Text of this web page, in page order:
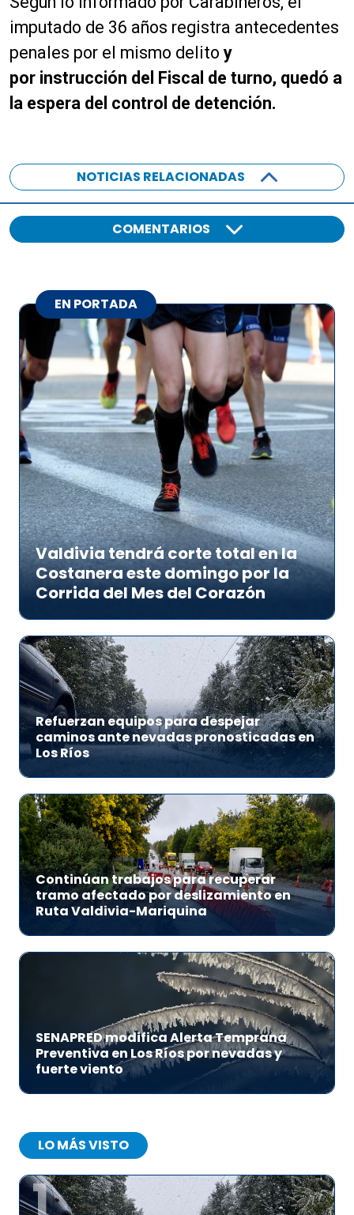
imputado de 36 años registra antecedentes
penales por el mismo delito y
por instrucción del Fiscal de turno, quedó a
la espera del control de detención.
NOTICIAS RELACIONADAS
COMENTARIOS
EN PORTADA
Valdivia tendrá corte total en la
Costanera este domingo por la
Corrida del Mes del Corazón
Refuerzan equipos para despejar
caminos ante nevadas pronosticadas en
Los Ríos
Continúan trabajos para recuperar
tramo afectado por deslizamiento en
Ruta Valdivia-Mariquina
SENAPRED modifica Alerta Temprana
Preventiva en Los Ríos por nevadas y
fuerte viento
LO MÁS VISTO